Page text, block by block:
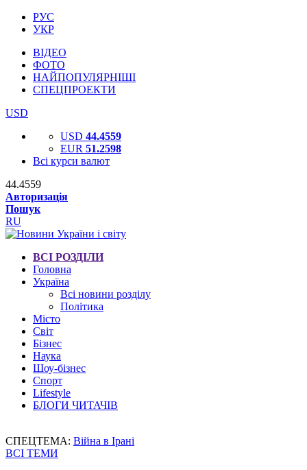
РУС
УКР
ВІДЕО
ФОТО
НАЙПОПУЛЯРНІШІ
СПЕЦПРОЕКТИ
USD
USD 44.4559
EUR 51.2598
Всі курси валют
44.4559
Авторизація
Пошук
RU
ВСІ РОЗДІЛИ
Головна
Україна
Всі новини розділу
Політика
Місто
Світ
Бізнес
Наука
Шоу-бізнес
Спорт
Lifestyle
БЛОГИ ЧИТАЧІВ
СПЕЦТЕМА: Війна в Ірані
ВСІ ТЕМИ